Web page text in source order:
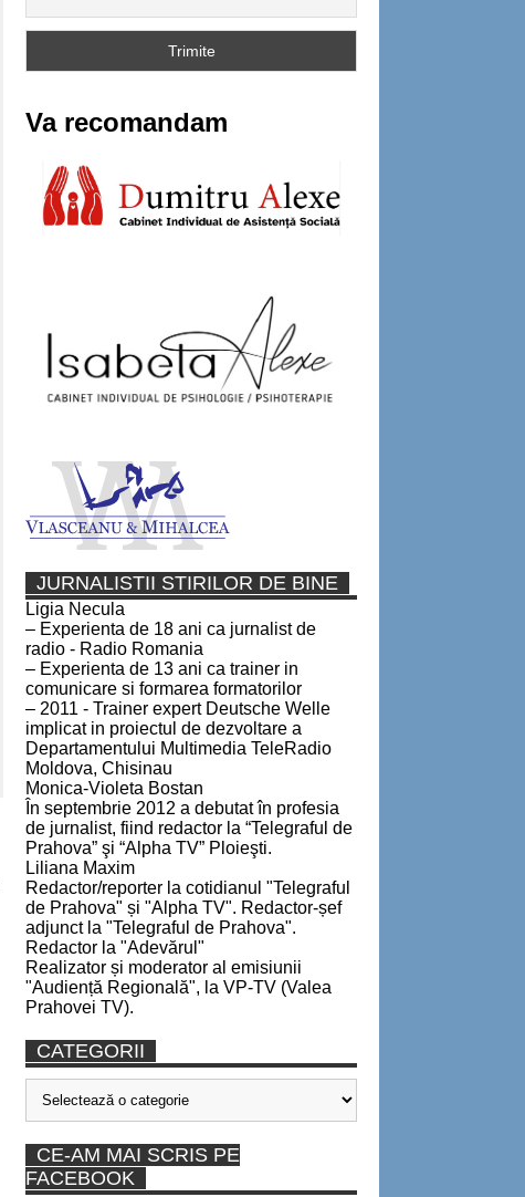
Va recomandam
JURNALISTII STIRILOR DE BINE
Ligia Necula
– Experienta de 18 ani ca jurnalist de
radio - Radio Romania
– Experienta de 13 ani ca trainer in
comunicare si formarea formatorilor
– 2011 - Trainer expert Deutsche Welle
implicat in proiectul de dezvoltare a
Departamentului Multimedia TeleRadio
Moldova, Chisinau
Monica-Violeta Bostan
În septembrie 2012 a debutat în profesia
de jurnalist, fiind redactor la “Telegraful de
Prahova” şi “Alpha TV” Ploieşti.
Liliana Maxim
Redactor/reporter la cotidianul "Telegraful
de Prahova" și "Alpha TV". Redactor-șef
adjunct la "Telegraful de Prahova".
Redactor la "Adevărul"
Realizator și moderator al emisiunii
"Audiență Regională", la VP-TV (Valea
Prahovei TV).
CATEGORII
Categorii
CE-AM MAI SCRIS PE
FACEBOOK